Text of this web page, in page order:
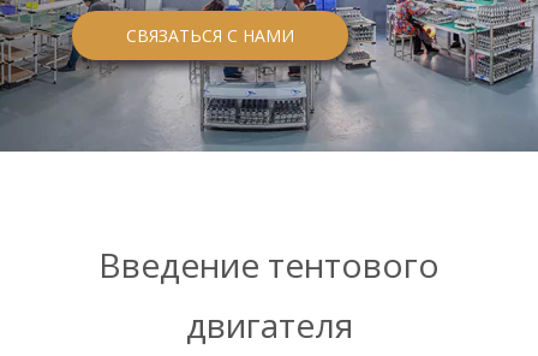
СВЯЗАТЬСЯ С НАМИ
Введение тентового
двигателя